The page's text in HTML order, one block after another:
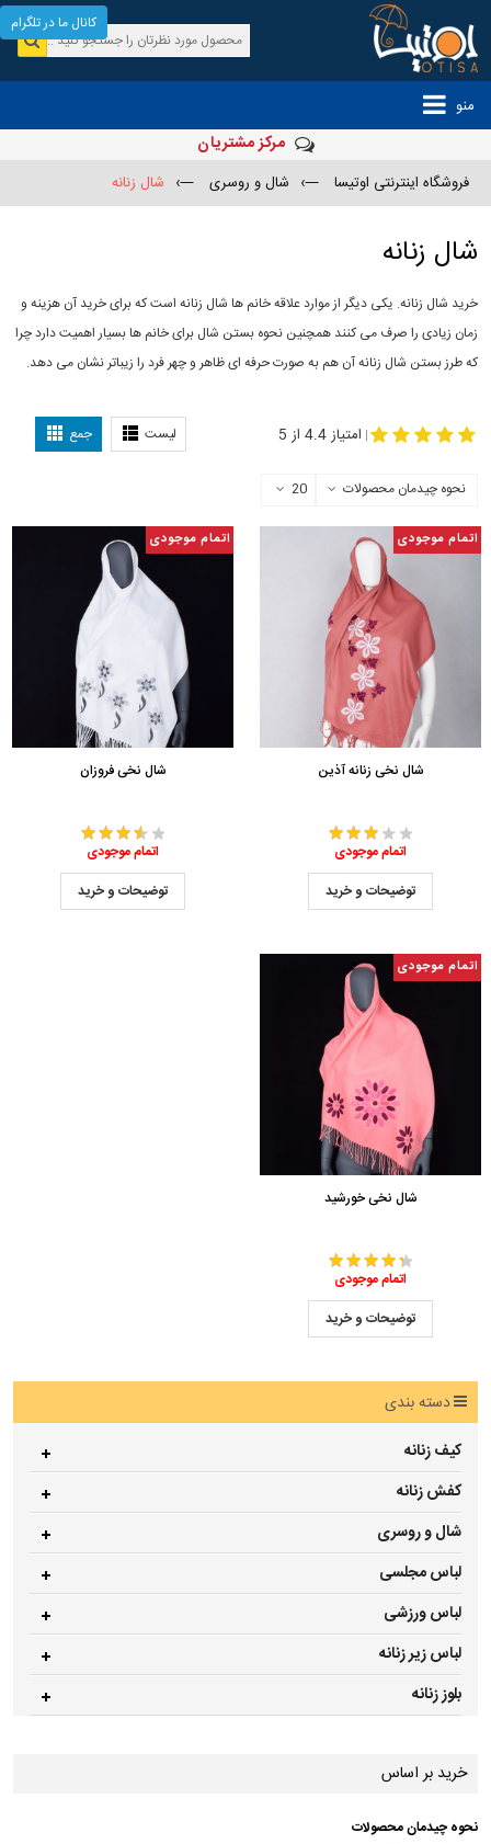
منو
مرکز مشتریان
فروشگاه اینترنتی اوتیسا —› شال و روسری —› شال زنانه
شال زنانه
خرید شال زنانه. یکی دیگر از موارد علاقه خانم ها شال زنانه است که برای خرید آن هزینه و
زمان زیادی را صرف می کنند همچنین نحوه بستن شال برای خانم ها بسیار اهمیت دارد چرا
که طرز بستن شال زنانه آن هم به صورت حرفه ای ظاهر و چهر فرد را زیباتر نشان می دهد.
لیست جمع | امتیاز 4.4 از 5
نحوه چیدمان محصولات 20
اتمام موجودی
شال نخی زنانه آذین
اتمام موجودی
توضیحات و خرید
اتمام موجودی
شال نخی فروزان
اتمام موجودی
توضیحات و خرید
اتمام موجودی
شال نخی خورشید
اتمام موجودی
توضیحات و خرید
دسته بندی
کیف زنانه
کفش زنانه
شال و روسری
لباس مجلسی
لباس ورزشی
لباس زیر زنانه
بلوز زنانه
خرید بر اساس
نحوه چیدمان محصولات
کانال ما در تلگرام